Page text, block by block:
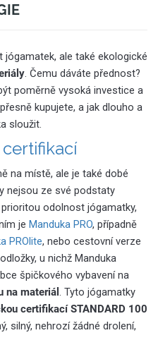
ale také ekologické
. Čemu dáváte přednost?
poměrně vysoká investice a
kupujete, a jak dlouho a
sloužit.
na místě, ale je také dobé
nejsou ze své podstaty
odolnost jógamatky,
je Manduka PRO, případně
PROlite, nebo cestovní verze
u nichž Manduka
špičkového vybavení na
na materiál . Tyto jógamatky
certifikací STANDARD 100
silný, nehrozí žádné drolení,